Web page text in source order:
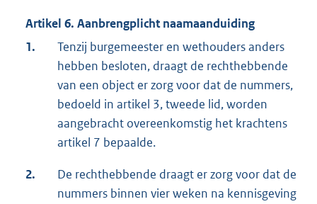
Artikel 6. Aanbrengplicht naamaanduiding
1.
Tenzij burgemeester en wethouders anders
hebben besloten, draagt de rechthebbende
van een object er zorg voor dat de nummers,
bedoeld in artikel 3, tweede lid, worden
aangebracht overeenkomstig het krachtens
artikel 7 bepaalde.
2.
De rechthebbende draagt er zorg voor dat de
nummers binnen vier weken na kennisgeving